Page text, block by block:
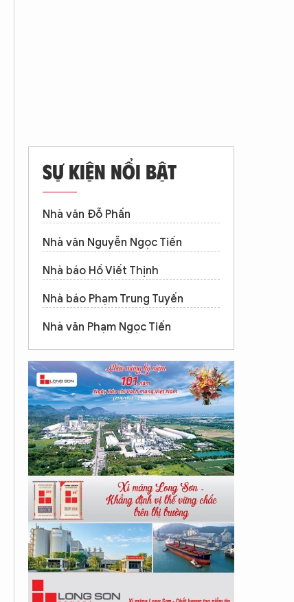
SỰ KIỆN NỔI BẬT
Nhà văn Đỗ Phấn
Nhà văn Nguyễn Ngọc Tiến
Nhà báo Hồ Viết Thịnh
Nhà báo Phạm Trung Tuyến
Nhà văn Phạm Ngọc Tiến